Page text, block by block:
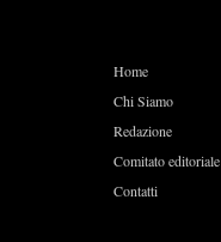
Home
Chi Siamo
Redazione
Comitato editoriale
Contatti